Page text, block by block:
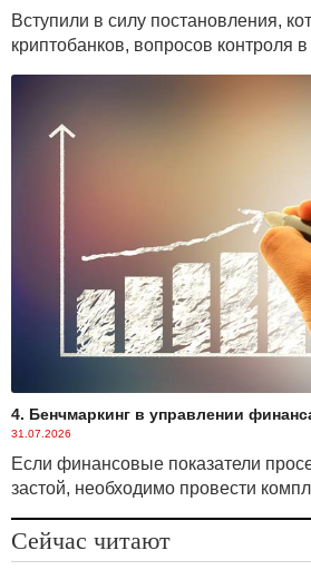
Вступили в силу постановления,
криптобанков, вопросов контроля
4. Бенчмаркинг в управлении
31.07.2026
Если финансовые показатели
застой, необходимо провести
Сейчас читают